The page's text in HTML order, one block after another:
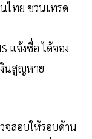
ไทย ชวนเทรด
แจ้งชื่อ ได้จอง
นสูญหาย
จสอบให้รอบด้าน